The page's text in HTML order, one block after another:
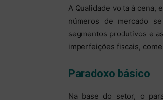
A Qualidade volta à cena,
números de mercado
segmentos produtivos e
imperfeições fiscais,
Paradoxo básico
Na base do setor, o